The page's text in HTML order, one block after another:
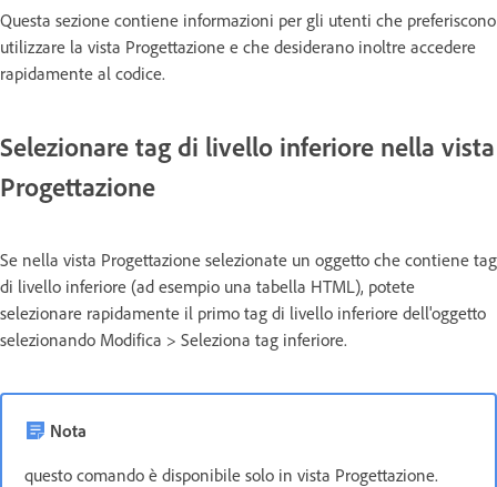
Questa sezione contiene informazioni per gli utenti che preferiscono
utilizzare la vista Progettazione e che desiderano inoltre accedere
rapidamente al codice.
Selezionare tag di livello inferiore nella vista
Progettazione
Se nella vista Progettazione selezionate un oggetto che contiene tag
di livello inferiore (ad esempio una tabella HTML), potete
selezionare rapidamente il primo tag di livello inferiore dell'oggetto
selezionando Modifica > Seleziona tag inferiore.
Nota
questo comando è disponibile solo in vista Progettazione.